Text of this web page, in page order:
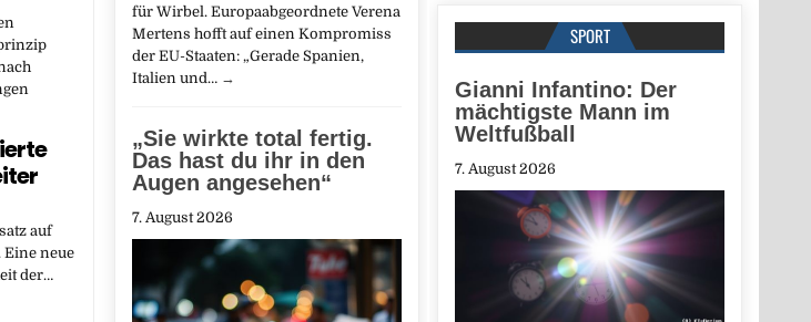
auf
neue
der…
SPORT
Gianni Infantino: Der
mächtigste Mann im
Weltfußball
7. August 2026
für Wirbel. Europaabgeordnete Verena
Mertens hofft auf einen Kompromiss
der EU-Staaten: „Gerade Spanien,
Italien und… →
„Sie wirkte total fertig.
Das hast du ihr in den
Augen angesehen“
7. August 2026